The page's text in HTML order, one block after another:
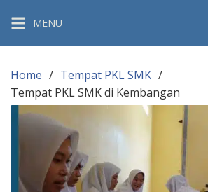
content
MENU
Home
Tempat PKL SMK
Tempat PKL SMK di Kembangan